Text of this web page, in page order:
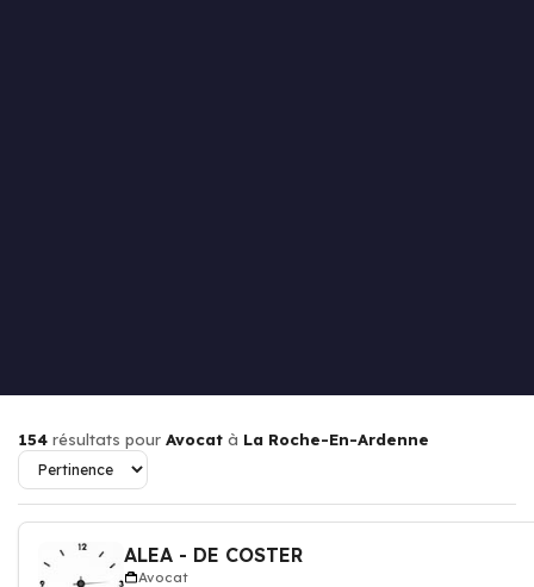
154 résultats pour Avocat à La Roche-En-Ardenne
ALEA - DE COSTER
Avocat